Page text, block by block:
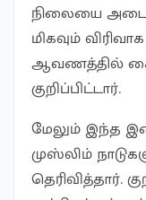
நிலையை
மிகவும்
ஆவணத்தில்
குறிப்பிட்டார்.
மேலும் இந்த
முஸ்லிம்
தெரிவித்தார்.